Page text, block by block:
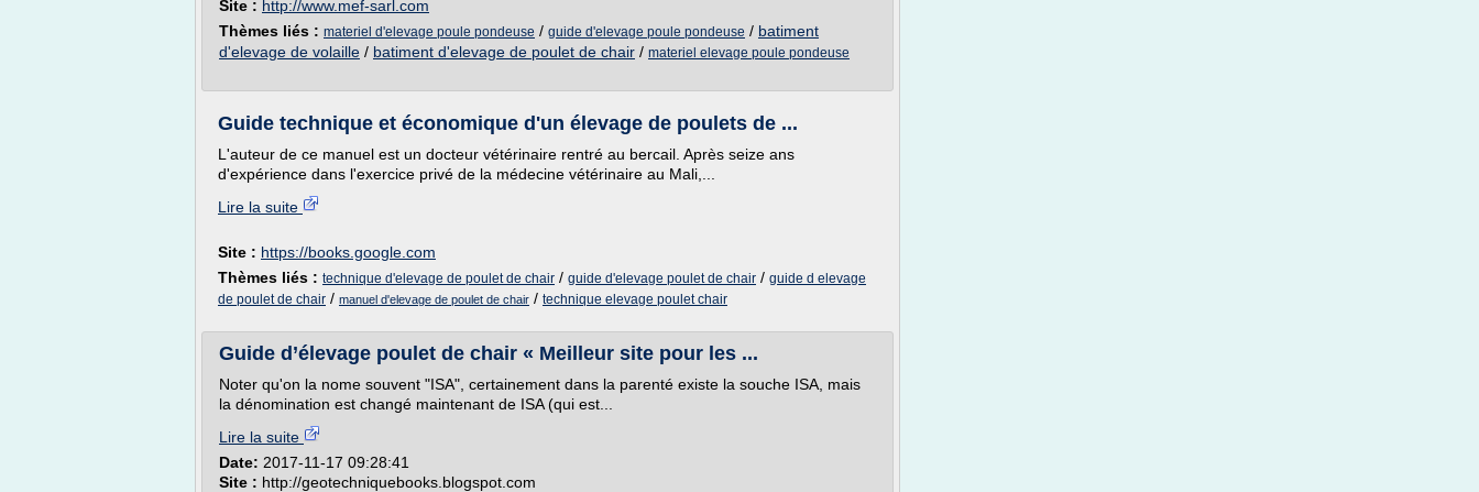
Site : http://www.mef-sarl.com
Thèmes liés : materiel d'elevage poule pondeuse / guide d'elevage poule pondeuse / batiment
d'elevage de volaille / batiment d'elevage de poulet de chair / materiel elevage poule pondeuse
Guide technique et économique d'un élevage de poulets de ...
L'auteur de ce manuel est un docteur vétérinaire rentré au bercail. Après seize ans
d'expérience dans l'exercice privé de la médecine vétérinaire au Mali,...
Lire la suite
Site : https://books.google.com
Thèmes liés : technique d'elevage de poulet de chair / guide d'elevage poulet de chair / guide d elevage
de poulet de chair / manuel d'elevage de poulet de chair / technique elevage poulet chair
Guide d’élevage poulet de chair « Meilleur site pour les ...
Noter qu'on la nome souvent "ISA", certainement dans la parenté existe la souche ISA, mais
la dénomination est changé maintenant de ISA (qui est...
Lire la suite
Date: 2017-11-17 09:28:41
Site : http://geotechniquebooks.blogspot.com